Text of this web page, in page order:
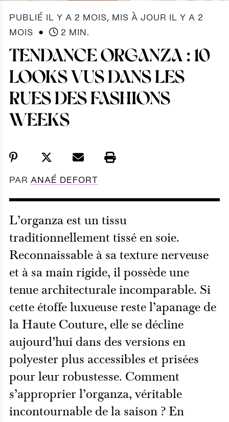
PUBLIÉ IL Y A 2 MOIS, MIS À JOUR IL Y A 2
MOIS
● 2 MIN.
TENDANCE ORGANZA : 10
LOOKS VUS DANS LES
RUES DES FASHIONS
WEEKS
PAR ANAÉ DEFORT
L’organza est un tissu
traditionnellement tissé en soie.
Reconnaissable à sa texture nerveuse
et à sa main rigide, il possède une
tenue architecturale incomparable. Si
cette étoffe luxueuse reste l’apanage de
la Haute Couture, elle se décline
aujourd’hui dans des versions en
polyester plus accessibles et prisées
pour leur robustesse. Comment
s’approprier l’organza, véritable
incontournable de la saison ? En